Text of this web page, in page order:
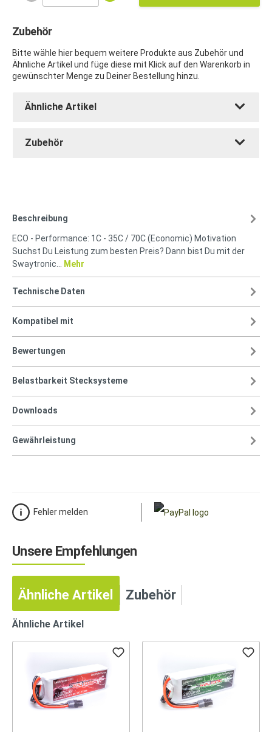
Zubehör
Bitte wähle hier bequem weitere Produkte aus Zubehör und
Ähnliche Artikel und füge diese mit Klick auf den Warenkorb in
gewünschter Menge zu Deiner Bestellung hinzu.
Ähnliche Artikel
Zubehör
Beschreibung
ECO - Performance: 1C - 35C / 70C (Economic) Motivation
Suchst Du Leistung zum besten Preis? Dann bist Du mit der
Swaytronic… Mehr
Technische Daten
Kompatibel mit
Bewertungen
Belastbarkeit Stecksysteme
Downloads
Gewährleistung
Fehler melden
Unsere Empfehlungen
Ähnliche Artikel Zubehör
Ähnliche Artikel